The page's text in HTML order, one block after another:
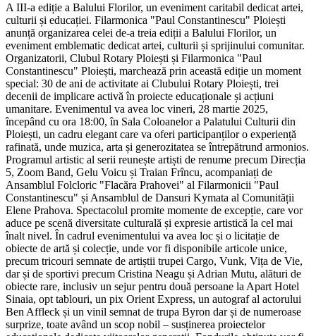
A III-a ediție a Balului Florilor, un eveniment caritabil dedicat artei,
culturii și educației. Filarmonica "Paul Constantinescu" Ploiești
anunță organizarea celei de-a treia ediții a Balului Florilor, un
eveniment emblematic dedicat artei, culturii și sprijinului comunitar.
Organizatorii, Clubul Rotary Ploiești și Filarmonica "Paul
Constantinescu" Ploiești, marchează prin această ediție un moment
special: 30 de ani de activitate ai Clubului Rotary Ploiești, trei
decenii de implicare activă în proiecte educaționale și acțiuni
umanitare. Evenimentul va avea loc vineri, 28 martie 2025,
începând cu ora 18:00, în Sala Coloanelor a Palatului Culturii din
Ploiești, un cadru elegant care va oferi participanților o experiență
rafinată, unde muzica, arta și generozitatea se întrepătrund armonios.
Programul artistic al serii reunește artiști de renume precum Direcția
5, Zoom Band, Gelu Voicu și Traian Frîncu, acompaniați de
Ansamblul Folcloric "Flacăra Prahovei" al Filarmonicii "Paul
Constantinescu" și Ansamblul de Dansuri Kymata al Comunității
Elene Prahova. Spectacolul promite momente de excepție, care vor
aduce pe scenă diversitate culturală și expresie artistică la cel mai
înalt nivel. În cadrul evenimentului va avea loc și o licitație de
obiecte de artă și colecție, unde vor fi disponibile articole unice,
precum tricouri semnate de artiștii trupei Cargo, Vunk, Vița de Vie,
dar și de sportivi precum Cristina Neagu și Adrian Mutu, alături de
obiecte rare, inclusiv un sejur pentru două persoane la Apart Hotel
Sinaia, opt tablouri, un pix Orient Express, un autograf al actorului
Ben Affleck și un vinil semnat de trupa Byron dar și de numeroase
surprize, toate având un scop nobil – susținerea proiectelor